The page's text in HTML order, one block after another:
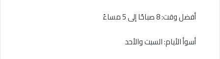
أفضل وقت: 8 صباحًا إلى 5 مساءً
أسوأ الأيام: السبت والأحد